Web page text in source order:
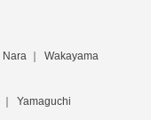
Nara Wakayama
Yamaguchi